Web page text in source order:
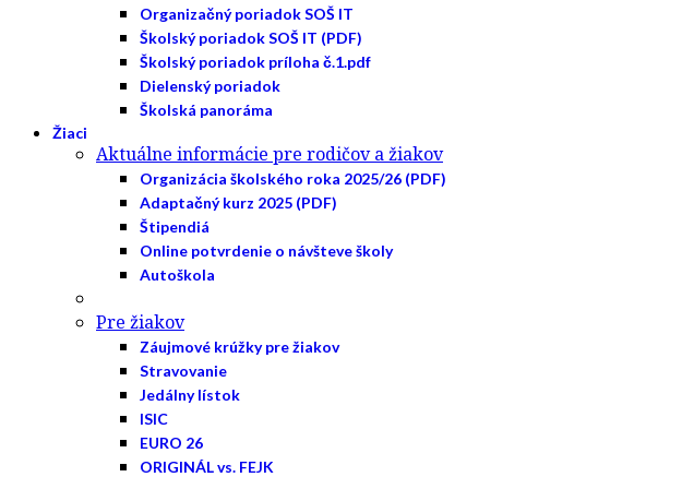
Organizačný poriadok SOŠ IT
Školský poriadok SOŠ IT (PDF)
Školský poriadok príloha č.1.pdf
Dielenský poriadok
Školská panoráma
Žiaci
Aktuálne informácie pre rodičov a žiakov
Organizácia školského roka 2025/26 (PDF)
Adaptačný kurz 2025 (PDF)
Štipendiá
Online potvrdenie o návšteve školy
Autoškola
Pre žiakov
Záujmové krúžky pre žiakov
Stravovanie
Jedálny lístok
ISIC
EURO 26
ORIGINÁL vs. FEJK